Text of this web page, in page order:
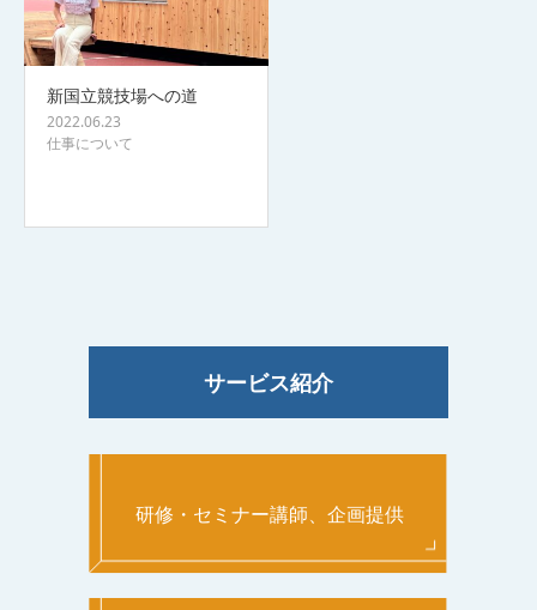
新国立競技場への道
2022.06.23
仕事について
サービス紹介
研修・セミナー講師、企画提供
お問合せ